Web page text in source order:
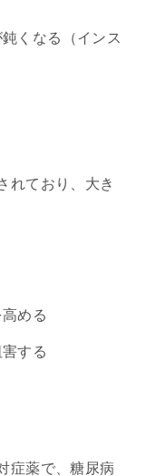
くなる（インス
れており、大き
める
する
症薬で、糖尿病